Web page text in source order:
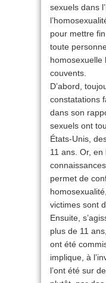
sexuels dans
pour mettre
toute
homosexuelle
couvents.
D’abord,
constatations
dans son
sexuels ont
États-Unis,
11 ans. Or, en
permet de
victimes sont
Ensuite,
plus de 11
ont été
implique, à
l’ont été sur